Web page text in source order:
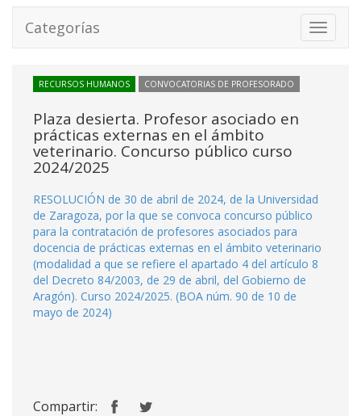
Toggle
Categorías
RECURSOS HUMANOS CONVOCATORIAS DE PROFESORADO
Plaza desierta. Profesor asociado en
prácticas externas en el ámbito
veterinario. Concurso público curso
2024/2025
RESOLUCIÓN de 30 de abril de 2024, de la Universidad
de Zaragoza, por la que se convoca concurso público
para la contratación de profesores asociados para
docencia de prácticas externas en el ámbito veterinario
(modalidad a que se refiere el apartado 4 del artículo 8
del Decreto 84/2003, de 29 de abril, del Gobierno de
Aragón). Curso 2024/2025. (BOA núm. 90 de 10 de
mayo de 2024)
Compartir: